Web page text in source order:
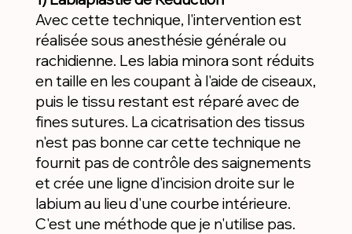
Avec cette technique, l'intervention est
réalisée sous anesthésie générale ou
rachidienne. Les labia minora sont réduits
en taille en les coupant à l'aide de ciseaux,
puis le tissu restant est réparé avec de
fines sutures. La cicatrisation des tissus
n'est pas bonne car cette technique ne
fournit pas de contrôle des saignements
et crée une ligne d'incision droite sur le
labium au lieu d'une courbe intérieure.
C'est une méthode que je n'utilise pas.